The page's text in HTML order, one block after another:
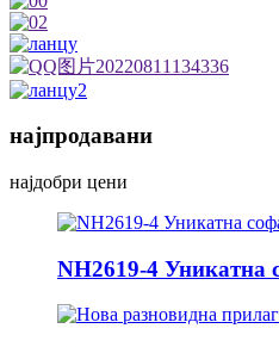
најпродавани
најдобри цени
NH2619-4 Уникатна